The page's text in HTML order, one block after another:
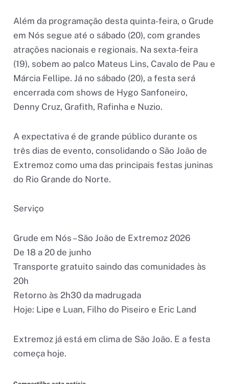
Além da programação desta quinta-feira, o Grude
em Nós segue até o sábado (20), com grandes
atrações nacionais e regionais. Na sexta-feira
(19), sobem ao palco Mateus Lins, Cavalo de Pau e
Márcia Fellipe. Já no sábado (20), a festa será
encerrada com shows de Hygo Sanfoneiro,
Denny Cruz, Grafith, Rafinha e Nuzio.
A expectativa é de grande público durante os
três dias de evento, consolidando o São João de
Extremoz como uma das principais festas juninas
do Rio Grande do Norte.
Serviço
Grude em Nós – São João de Extremoz 2026
De 18 a 20 de junho
Transporte gratuito saindo das comunidades às
20h
Retorno às 2h30 da madrugada
Hoje: Lipe e Luan, Filho do Piseiro e Eric Land
Extremoz já está em clima de São João. E a festa
começa hoje.